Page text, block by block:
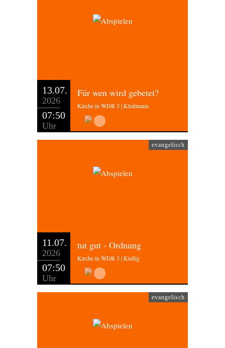
13.07.
2026
07:50
Uhr
Für wen wird gebetet?
Kirche in WDR 3 | Kluitmann
evangelisch
11.07.
2026
07:50
Uhr
tut gut - Ordnung
Kirche in WDR 3 | Kießig
evangelisch